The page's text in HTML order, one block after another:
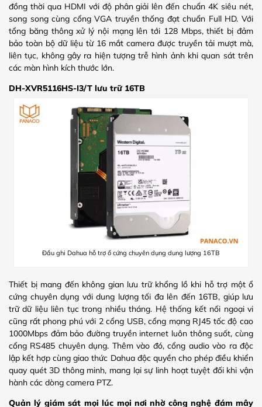
đồng thời qua HDMI với độ phân giải lên đến chuẩn 4K siêu nét,
song song cùng cổng VGA truyền thống đạt chuẩn Full HD. Với
tổng băng thông xử lý nội mạng lên tới 128 Mbps, thiết bị đảm
bảo toàn bộ dữ liệu từ 16 mắt camera được truyền tải mượt mà,
liên tục, không gây ra hiện tượng trễ hình ảnh khi quan sát trên
các màn hình kích thước lớn.
DH-XVR5116HS-I3/T lưu trữ 16TB
Đầu ghi Dahua hỗ trợ ổ cứng chuyên dụng dung lượng 16TB
Thiết bị mang đến không gian lưu trữ khổng lồ khi hỗ trợ một ổ
cứng chuyên dụng với dung lượng tối đa lên đến 16TB, giúp lưu
trữ dữ liệu liên tục trong nhiều tháng. Hệ thống kết nối ngoại vi
cũng rất phong phú với 2 cổng USB, cổng mạng RJ45 tốc độ cao
1000Mbps đảm bảo đường truyền internet luôn thông suốt, cùng
cổng RS485 chuyên dụng. Thêm vào đó, cổng audio vào ra độc
lập kết hợp cùng giao thức Dahua độc quyền cho phép điều khiển
quay quét 3D thông minh, mang lại sự linh hoạt tuyệt đối khi vận
hành các dòng camera PTZ.
Quản lý giám sát mọi lúc mọi nơi nhờ công nghệ đám mây